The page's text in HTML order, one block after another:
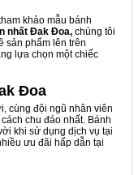
khảo mẫu bánh
nhất Đak Đoa, chúng tôi
sản phẩm lên trên
lựa chọn một chiếc
Đoa
cùng đội ngũ nhân viên
chu đáo nhất. Bánh
khi sử dụng dịch vụ tại
ưu đãi hấp dẫn tại